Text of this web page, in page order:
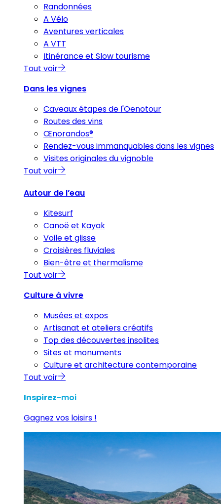
Randonnées
A Vélo
Aventures verticales
A VTT
Itinérance et Slow tourisme
Tout voir
Dans les vignes
Caveaux étapes de l'Oenotour
Routes des vins
Œnorandos®
Rendez-vous immanquables dans les vignes
Visites originales du vignoble
Tout voir
Autour de l’eau
Kitesurf
Canoë et Kayak
Voile et glisse
Croisières fluviales
Bien-être et thermalisme
Tout voir
Culture à vivre
Musées et expos
Artisanat et ateliers créatifs
Top des découvertes insolites
Sites et monuments
Culture et architecture contemporaine
Tout voir
Inspirez-moi
Gagnez vos loisirs !